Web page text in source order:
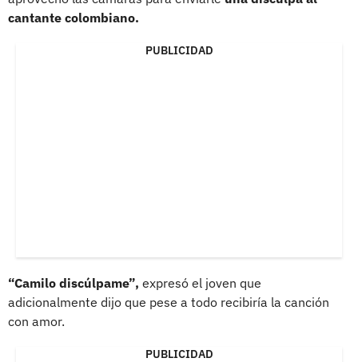
cantante colombiano.
PUBLICIDAD
“Camilo discúlpame”, expresó el joven que
adicionalmente dijo que pese a todo recibiría la canción
con amor.
PUBLICIDAD